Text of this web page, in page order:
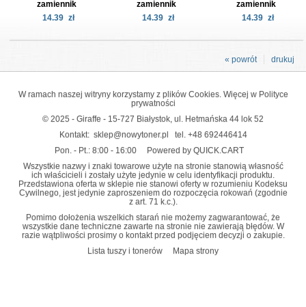
zamiennik
14.39 zł
zamiennik
14.39 zł
zamiennik
14.39 zł
drukuj
« powrót
W ramach naszej witryny korzystamy z plików Cookies. Więcej w Polityce
prywatności
© 2025 - Giraffe - 15-727 Białystok, ul. Hetmańska 44 lok 52
Kontakt: sklep@nowytoner.pl tel. +48 692446414
Pon. - Pt.: 8:00 - 16:00
Powered by QUICK.CART
Wszystkie nazwy i znaki towarowe użyte na stronie stanowią własność
ich właścicieli i zostały użyte jedynie w celu identyfikacji produktu.
Przedstawiona oferta w sklepie nie stanowi oferty w rozumieniu Kodeksu
Cywilnego, jest jedynie zaproszeniem do rozpoczęcia rokowań (zgodnie
z art. 71 k.c.).
Pomimo dołożenia wszelkich starań nie możemy zagwarantować, że
wszystkie dane techniczne zawarte na stronie nie zawierają błędów. W
razie wątpliwości prosimy o kontakt przed podjęciem decyzji o zakupie.
Lista tuszy i tonerów
Mapa strony